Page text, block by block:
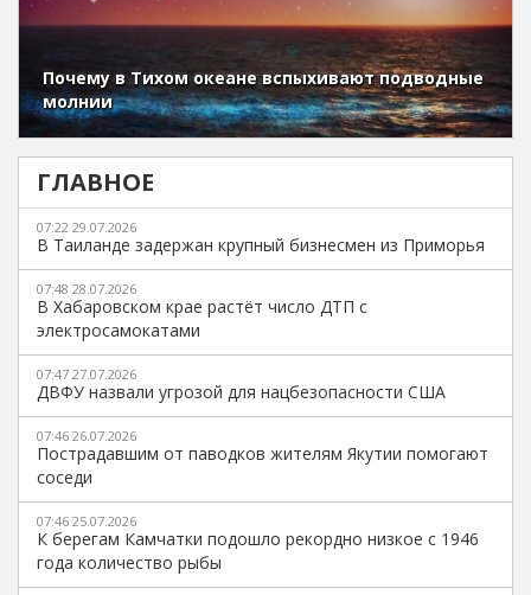
Почему в Тихом океане вспыхивают подводные
молнии
ГЛАВНОЕ
07:22 29.07.2026
В Таиланде задержан крупный бизнесмен из Приморья
07:48 28.07.2026
В Хабаровском крае растёт число ДТП с
электросамокатами
07:47 27.07.2026
ДВФУ назвали угрозой для нацбезопасности США
07:46 26.07.2026
Пострадавшим от паводков жителям Якутии помогают
соседи
07:46 25.07.2026
К берегам Камчатки подошло рекордно низкое с 1946
года количество рыбы